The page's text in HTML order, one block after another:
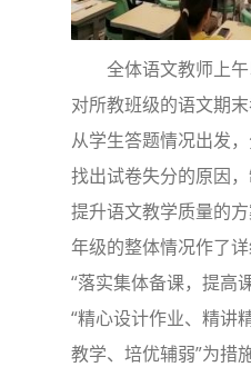
全体语文教师上
对所教班级的语文期
从学生答题情况出发
找出试卷失分的原因
提升语文教学质量的
年级的整体情况作了
“落实集体备课，提高
“精心设计作业、精讲
教学、培优辅弱”为措